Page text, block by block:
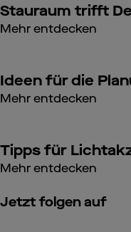
Stauraum trifft
Mehr entdecken
Ideen für die
Mehr entdecken
Tipps für
Mehr entdecken
Jetzt folgen auf